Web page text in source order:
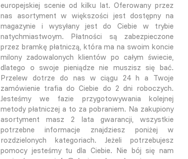
europejskiej scenie od kilku lat. Oferowany przez
nas asortyment w większości jest dostępny na
magazynie i wysyłany jest do Ciebie w trybie
natychmiastwoym. Płatności są zabezpieczone
przez bramkę płatniczą, która ma na swoim koncie
milony zadowalonych klientów po całym świecie,
dlatego o swoje pieniądze nie muszisz się bać.
Przelew dotrze do nas w ciągu 24 h a Twoje
zamówienie trafia do Ciebie do 2 dni roboczych.
Jesteśmy we fazie przygotowywania kolejnej
metody płatniczej a to za pobraniem. Na zakupiony
asortyment masz 2 lata gwarancji, wszystkie
potrzebne informacje znajdziesz poniżej w
rozdzielonych kategoriach. Jeżeli potrzebujesz
pomocy jesteśmy tu dla Ciebie. Nie bój się nam